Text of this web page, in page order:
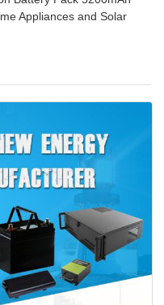
Appliances and Solar